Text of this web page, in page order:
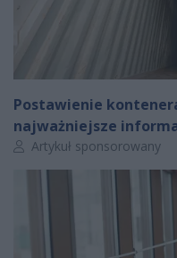
Postawienie
najważniejsze
Autor artykułu:
Artykuł sponsorowany